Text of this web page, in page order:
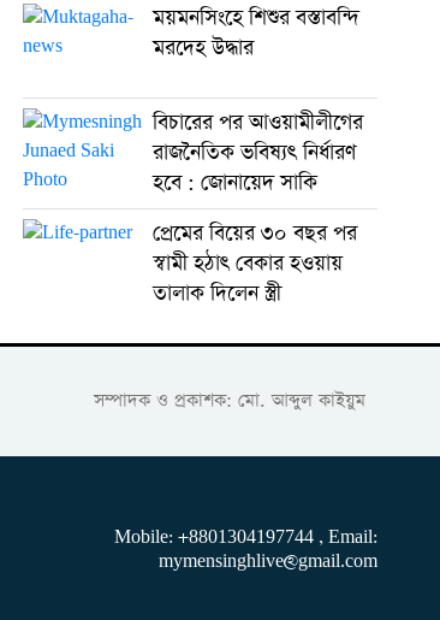
ময়মনসিংহে শিশুর বস্তাবন্দি
মরদেহ উদ্ধার
বিচারের পর আওয়ামীলীগের
রাজনৈতিক ভবিষ্যৎ নির্ধারণ
হবে : জোনায়েদ সাকি
প্রেমের বিয়ের ৩০ বছর পর
স্বামী হঠাৎ বেকার হওয়ায়
তালাক দিলেন স্ত্রী
সম্পাদক ও প্রকাশক: মো. আব্দুল কাইয়ুম
Mobile: +8801304197744 , Email:
mymensinghlive@gmail.com